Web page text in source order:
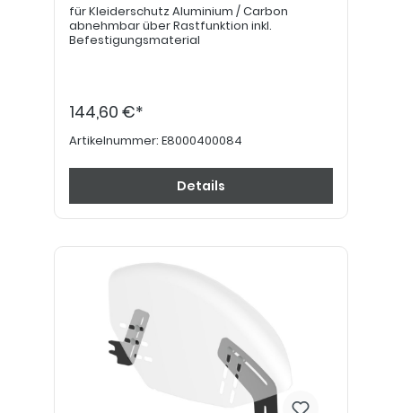
für Kleiderschutz Aluminium / Carbon
abnehmbar über Rastfunktion inkl.
Befestigungsmaterial
144,60 €*
Artikelnummer: E8000400084
Details